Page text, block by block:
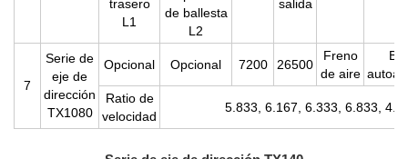
trasero
L1
de ballesta
L2
salida
7
Serie de
eje de
dirección
TX1080
Opcional Opcional 7200 26500
Freno
de aire
Ratio de
velocidad
5.833, 6.167, 6.333, 6.833,